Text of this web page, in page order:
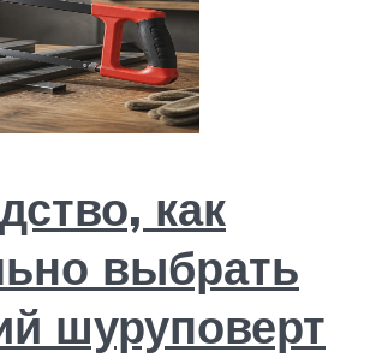
как
выбрать
шуруповерт